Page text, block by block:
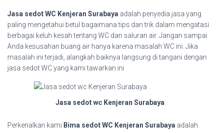
Jasa sedot WC Kenjeran Surabaya adalah penyedia jasa yang
paling mengetahui betul bagaimana tips dan trik dalam mengatasi
berbagai keluh kesah tentang WC dan saluran air. Jangan sampai
Anda kesusahan buang air hanya karena masalah WC ini. Jika
masalah ini terjadi, alangkah baiknya langsung di tangani dengan
jasa sedot WC yang kami tawarkan ini
Jasa sedot wc Kenjeran Surabaya
Perkenalkan kami Bima sedot WC Kenjeran Surabaya adalah